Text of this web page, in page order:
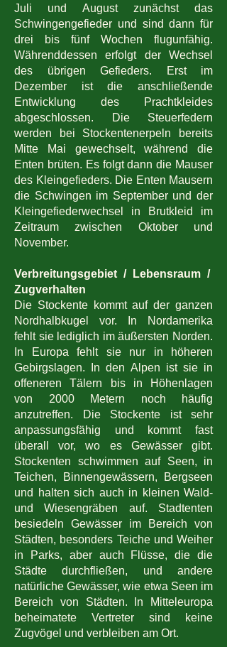
Juli und August zunächst das
Schwingengefieder und sind dann für
drei bis fünf Wochen flugunfähig.
Währenddessen erfolgt der Wechsel
des übrigen Gefieders. Erst im
Dezember ist die anschließende
Entwicklung des Prachtkleides
abgeschlossen. Die Steuerfedern
werden bei Stockentenerpeln bereits
Mitte Mai gewechselt, während die
Enten brüten. Es folgt dann die Mauser
des Kleingefieders. Die Enten Mausern
die Schwingen im September und der
Kleingefiederwechsel in Brutkleid im
Zeitraum zwischen Oktober und
November.
Verbreitungsgebiet / Lebensraum /
Zugverhalten
Die Stockente kommt auf der ganzen
Nordhalbkugel vor. In Nordamerika
fehlt sie lediglich im äußersten Norden.
In Europa fehlt sie nur in höheren
Gebirgslagen. In den Alpen ist sie in
offeneren Tälern bis in Höhenlagen
von 2000 Metern noch häufig
anzutreffen. Die Stockente ist sehr
anpassungsfähig und kommt fast
überall vor, wo es Gewässer gibt.
Stockenten schwimmen auf Seen, in
Teichen, Binnengewässern, Bergseen
und halten sich auch in kleinen Wald-
und Wiesengräben auf. Stadtenten
besiedeln Gewässer im Bereich von
Städten, besonders Teiche und Weiher
in Parks, aber auch Flüsse, die die
Städte durchfließen, und andere
natürliche Gewässer, wie etwa Seen im
Bereich von Städten. In Mitteleuropa
beheimatete Vertreter sind keine
Zugvögel und verbleiben am Ort.